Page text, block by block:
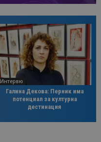
Интервю
Галина Декова: Перник има
потенциал за културна
дестинация